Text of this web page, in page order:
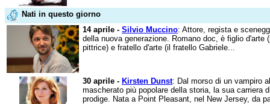
Nati in questo giorno
14 aprile - Silvio Muccino: Attore, regista e
della nuova generazione. Romano doc, è figlio d'arte
pittrice) e fratello d'arte (il fratello Gabriele...
30 aprile - Kirsten Dunst: Dal morso di un vampiro
mascherato più popolare della storia, la sua carriera
prodige. Nata a Point Pleasant, nel New Jersey, da